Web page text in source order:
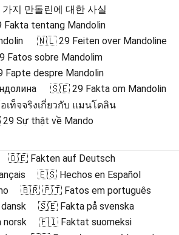
지 만돌린에 대한 사실
tentang Mandolin
🇳🇱 29 Feiten over Mandoline
sobre Mandolim
despre Mandolin
🇸🇪 29 Fakta om Mandolin
ท็จจริงเกี่ยวกับ แมนโดลิน
Sự thật về Mando
🇩🇪 Fakten auf Deutsch
🇪🇸 Hechos en Español
🇧🇷 🇵🇹 Fatos em português
🇸🇪 Fakta på svenska
🇫🇮 Faktat suomeksi